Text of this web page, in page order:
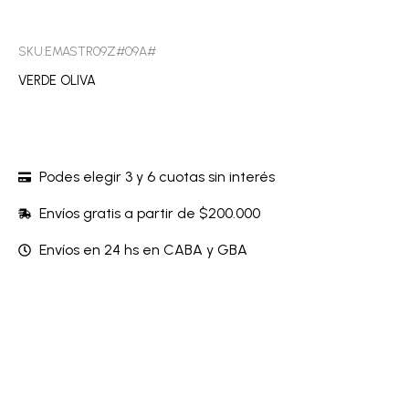
SKU:EMASTR09Z#09A#
VERDE OLIVA
Podes elegir 3 y 6 cuotas sin interés
Envíos gratis a partir de $200.000
Envíos en 24 hs en CABA y GBA